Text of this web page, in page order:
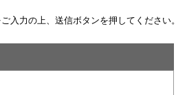
入力の上、送信ボタンを押してください。